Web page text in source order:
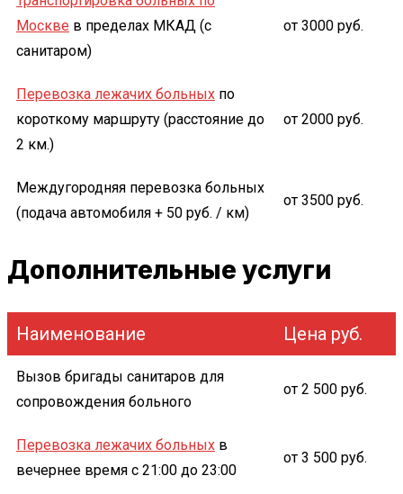
Москве в пределах МКАД (с
санитаром)
от 3000 руб.
Перевозка лежачих больных по
короткому маршруту (расстояние до
2 км.)
от 2000 руб.
Междугородняя перевозка больных
(подача автомобиля + 50 руб. / км)
от 3500 руб.
подачей автомобиля в течении 30
от 3500 руб.
Дополнительные услуги
Наименование Цена руб.
Вызов бригады санитаров для
сопровождения больного
от 2 500 руб.
Перевозка лежачих больных в
вечернее время с 21:00 до 23:00
от 3 500 руб.